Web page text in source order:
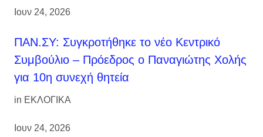
Ιουν 24, 2026
ΠΑΝ.ΣΥ: Συγκροτήθηκε το νέο Κεντρικό
Συμβούλιο – Πρόεδρος ο Παναγιώτης Χολής
για 10η συνεχή θητεία
in ΕΚΛΟΓΙΚΑ
Ιουν 24, 2026